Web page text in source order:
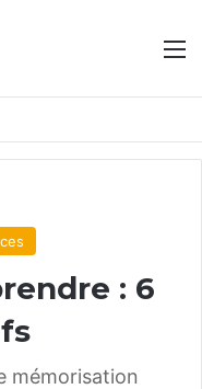
: 6
mémorisation